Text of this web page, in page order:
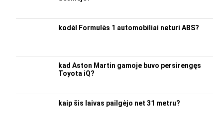
kodėl Formulės 1 automobiliai neturi ABS?
kad Aston Martin gamoje buvo persirengęs
Toyota iQ?
kaip šis laivas pailgėjo net 31 metru?